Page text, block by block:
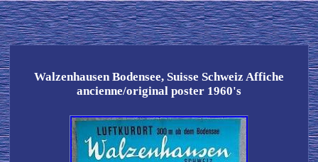
Walzenhausen Bodensee, Suisse Schweiz Affiche
ancienne/original poster 1960's